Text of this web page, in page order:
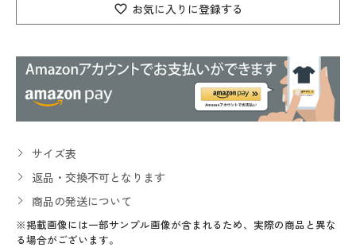
お気に入りに登録する
サイズ表
返品・交換不可となります
商品の発送について
※掲載画像には一部サンプル画像が含まれるため、実際の商品と異な
る場合がございます。